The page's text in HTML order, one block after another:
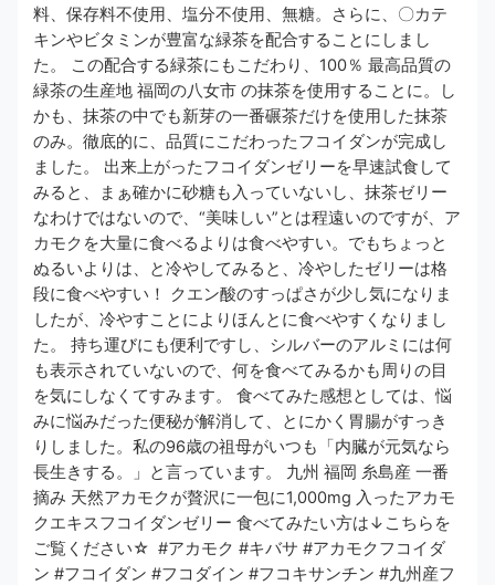
料、保存料不使用、塩分不使用、無糖。​​さらに、​〇カテ
キンやビタミンが豊富な緑茶を配合すること​にしまし
た。 この配合する​緑茶​にもこだわり、​100％ 最高品質の
緑茶の生産地 福岡の八女市 の抹茶​を使用することに。し
かも、​抹茶の中でも新芽の一番碾茶だけを使用した抹茶​
のみ。​​徹底的に、品質にこだわったフコイダンが完成​​し
ました。 出来上がったフコイダンゼリーを早速試食して
みると、まぁ確かに砂糖も入っていないし、抹茶ゼリー
なわけではないので、“美味しい”とは程遠いのですが、ア
カモクを大量に食べるよりは食べやすい。でもちょっと
ぬるいよりは、と​​冷やしてみると、冷やしたゼリーは格
段に食べやすい！​​ クエン酸のすっぱさが少し気になりま
したが、冷やすことによりほんとに食べやすくなりまし
た。 ​持ち運びにも便利ですし、シルバーのアルミには何
も表示されていないので、何を食べてみるかも周りの目
を気にしなくてすみます​。 ​​​食べてみた感想としては、悩
みに悩みだった便秘が解消して、とにかく胃腸がすっき
りしました。私の96歳の祖母がいつも「内臓が元気なら
長生きする。​​」と言っています。 九州 福岡 糸島産 一番
摘み 天然アカモクが贅沢に一包に1,000mg 入ったアカモ
クエキスフコイダンゼリー 食べてみたい方は↓こちらを
ご覧ください☆​ ​ ​​#アカモク #キバサ #アカモクフコイダ
ン #フコイダン #フコダイン #フコキサンチン #九州産フ